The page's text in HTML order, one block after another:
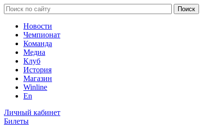
Новости
Чемпионат
Команда
Медиа
Клуб
История
Магазин
Winline
En
Личный кабинет
Билеты